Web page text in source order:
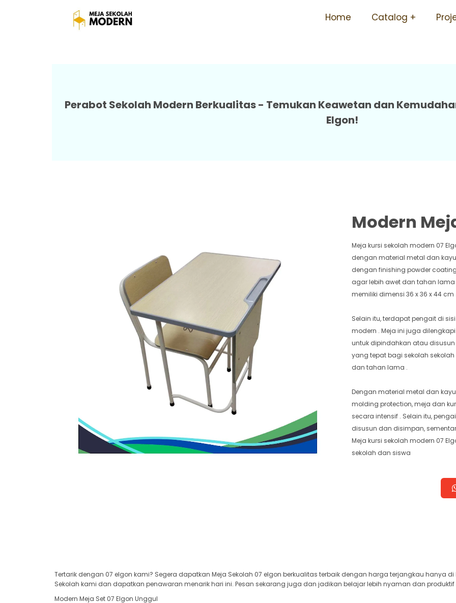
Home Catalog
Tempat Jual Meja Belajar Tidak Mudah Rusak Awet
Perabot Sekolah Modern Berkualitas - Temukan Keawetan dan
Elgon!
Modern
Meja kursi sekolah modern 07
dengan material metal dan
dengan finishing powder
agar lebih awet dan tahan lama
memiliki dimensi 36 x 36 x 44 cm
Selain itu, terdapat pengait di
modern . Meja ini juga
untuk dipindahkan atau disusun
yang tepat bagi sekolah
dan tahan lama .
Dengan material metal dan
molding protection, meja dan
secara intensif . Selain itu,
disusun dan disimpan,
Meja kursi sekolah modern 07
sekolah dan siswa
Tertarik dengan 07 elgon kami? Segera dapatkan Meja Sekolah 07 elgon berkualitas terbaik dengan harga terjangkau hanya
Sekolah kami dan dapatkan penawaran menarik hari ini. Pesan sekarang juga dan jadikan belajar lebih nyaman dan
Modern Meja Set 07 Elgon Unggul